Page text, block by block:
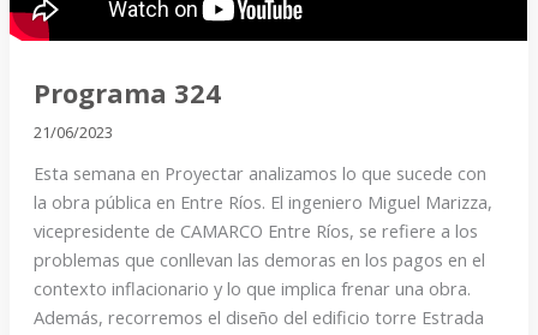
Programa 324
21/06/2023
Esta semana en Proyectar analizamos lo que sucede con
la obra pública en Entre Ríos. El ingeniero Miguel Marizza,
vicepresidente de CAMARCO Entre Ríos, se refiere a los
problemas que conllevan las demoras en los pagos en el
contexto inflacionario y lo que implica frenar una obra.
Además, recorremos el diseño del edificio torre Estrada